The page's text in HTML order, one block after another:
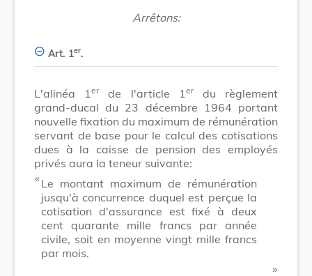
Arrêtons:
Art. 1er.
L'alinéa 1erde l'article 1 erdu règlement
grand-ducal du 23 décembre 1964 portant
nouvelle fixation du maximum de rémunération
servant de base pour le calcul des cotisations
dues à la caisse de pension des employés
privés aura la teneur suivante:
​ «Le montant maximum de rémunération
jusqu'à concurrence duquel est perçue la
cotisation d'assurance est fixé à deux
cent quarante mille francs par année
civile, soit en moyenne vingt mille francs
par mois.
​ »